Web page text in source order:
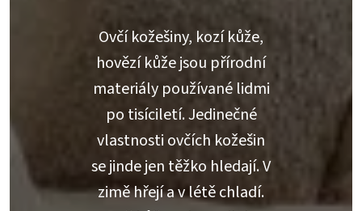
Ovčí kožešiny, kozí kůže,
hovězí kůže jsou přírodní
materiály používané lidmi
po tisíciletí. Jedinečné
vlastnosti ovčích kožešin
se jinde jen těžko hledají. V
zimě hřejí a v létě chladí.